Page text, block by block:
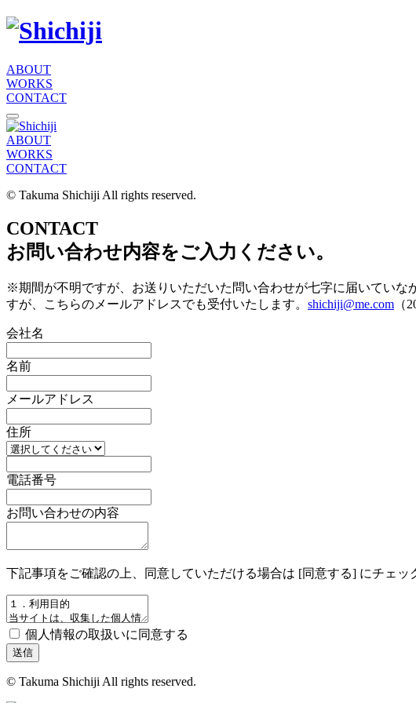
ABOUT
WORKS
CONTACT
ABOUT
WORKS
CONTACT
© Takuma Shichiji All rights reserved.
CONTACT
お問い合わせ内容をご入力ください。
※期間が不明ですが、お送りいただいた問い合わせが七字に届いてい
すが、こちらのメールアドレスでも受付いたします。 shichiji@me.com （
会社名
名前
メールアドレス
住所
電話番号
お問い合わせの内容
下記事項をご確認の上、同意していただける場合は [同意する] にチェッ
個人情報の取扱いに同意する
送信
© Takuma Shichiji All rights reserved.